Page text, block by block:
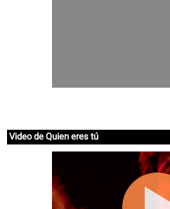
Video de Quien eres tú